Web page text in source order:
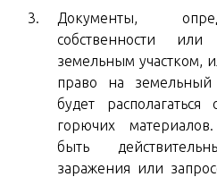
Документы,
собственности
земельным участком,
право на земельный
будет
горючих
быть
заражения или